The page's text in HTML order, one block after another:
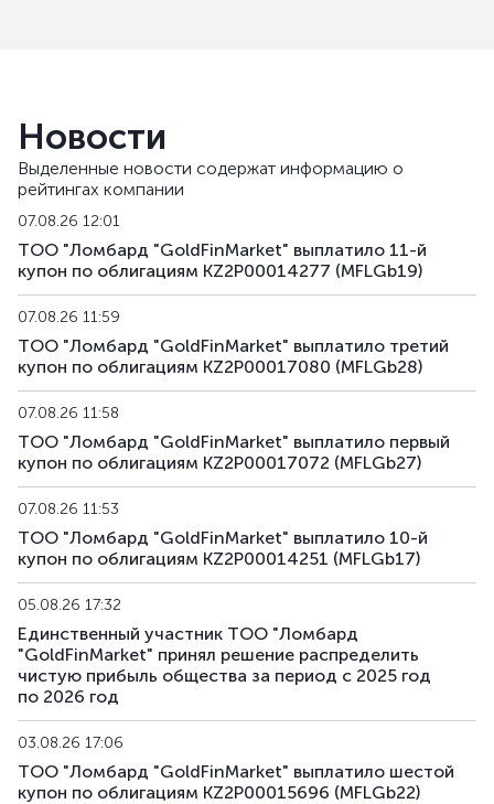
MFLGb23 KZ2P00015779
MFLGb24 KZ2P00015787
MFLGb25 KZ2P00017056 альтернативная
MFLGb26 KZ2P00017064 альтернативная
MFLGb27 KZ2P00017072 альтернативная
MFLGb28 KZ2P00017080 альтернативная
Новости
Выделенные новости содержат информацию о
рейтингах компании
07.08.26 12:01
ТОО "Ломбард "GoldFinMarket" выплатило 11-й
купон по облигациям KZ2P00014277 (MFLGb19)
07.08.26 11:59
ТОО "Ломбард "GoldFinMarket" выплатило третий
купон по облигациям KZ2P00017080 (MFLGb28)
07.08.26 11:58
ТОО "Ломбард "GoldFinMarket" выплатило первый
купон по облигациям KZ2P00017072 (MFLGb27)
07.08.26 11:53
ТОО "Ломбард "GoldFinMarket" выплатило 10-й
купон по облигациям KZ2P00014251 (MFLGb17)
05.08.26 17:32
Единственный участник ТОО "Ломбард
"GoldFinMarket" принял решение распределить
чистую прибыль общества за период с 2025 год
по 2026 год
03.08.26 17:06
ТОО "Ломбард "GoldFinMarket" выплатило шестой
купон по облигациям KZ2P00015696 (MFLGb22)